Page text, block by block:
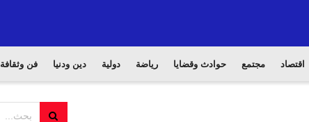
اقتصاد مجتمع حوادث وقضايا رياضة دولية دين ودنيا فن وثقافة